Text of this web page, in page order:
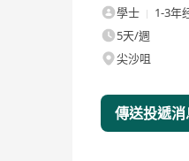
學士
1-3年
5天/週
尖沙咀
傳送投遞消